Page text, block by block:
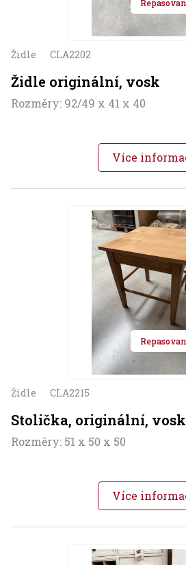
Židle CLA2202
Židle originální, vosk
Rozměry: 92/49 x 41 x 40
Více
Židle CLA2215
Stolička, originální, vosk
Rozměry: 51 x 50 x 50
Více